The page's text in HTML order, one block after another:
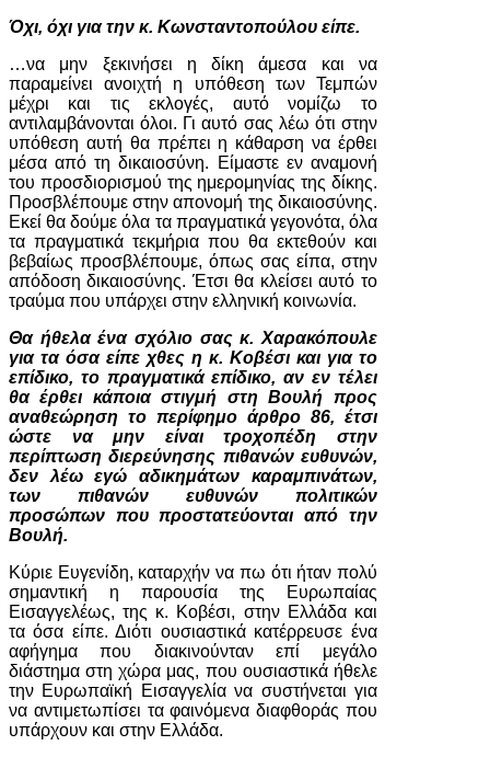
Όχι, όχι για την κ. Κωνσταντοπούλου είπε.
…να μην ξεκινήσει η δίκη άμεσα και να
παραμείνει ανοιχτή η υπόθεση των Τεμπών
μέχρι και τις εκλογές, αυτό νομίζω το
αντιλαμβάνονται όλοι. Γι αυτό σας λέω ότι στην
υπόθεση αυτή θα πρέπει η κάθαρση να έρθει
μέσα από τη δικαιοσύνη. Είμαστε εν αναμονή
του προσδιορισμού της ημερομηνίας της δίκης.
Προσβλέπουμε στην απονομή της δικαιοσύνης.
Εκεί θα δούμε όλα τα πραγματικά γεγονότα, όλα
τα πραγματικά τεκμήρια που θα εκτεθούν και
βεβαίως προσβλέπουμε, όπως σας είπα, στην
απόδοση δικαιοσύνης. Έτσι θα κλείσει αυτό το
τραύμα που υπάρχει στην ελληνική κοινωνία.
Θα ήθελα ένα σχόλιο σας κ. Χαρακόπουλε
για τα όσα είπε χθες η κ. Κοβέσι και για το
επίδικο, το πραγματικά επίδικο, αν εν τέλει
θα έρθει κάποια στιγμή στη Βουλή προς
αναθεώρηση το περίφημο άρθρο 86, έτσι
ώστε να μην είναι τροχοπέδη στην
περίπτωση διερεύνησης πιθανών ευθυνών,
δεν λέω εγώ αδικημάτων καραμπινάτων,
των πιθανών ευθυνών πολιτικών
προσώπων που προστατεύονται από την
Βουλή.
Κύριε Ευγενίδη, καταρχήν να πω ότι ήταν πολύ
σημαντική η παρουσία της Ευρωπαίας
Εισαγγελέως, της κ. Κοβέσι, στην Ελλάδα και
τα όσα είπε. Διότι ουσιαστικά κατέρρευσε ένα
αφήγημα που διακινούνταν επί μεγάλο
διάστημα στη χώρα μας, που ουσιαστικά ήθελε
την Ευρωπαϊκή Εισαγγελία να συστήνεται για
να αντιμετωπίσει τα φαινόμενα διαφθοράς που
υπάρχουν και στην Ελλάδα.